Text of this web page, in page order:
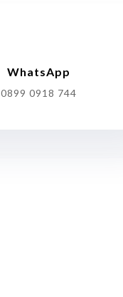
WhatsApp
0899 0918 744